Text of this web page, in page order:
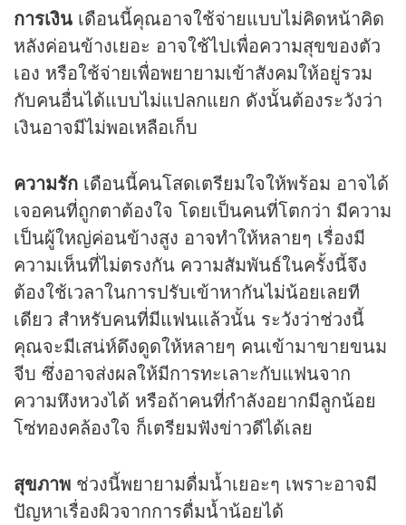
การเงิน เดือนนี้คุณอาจใช้จ่ายแบบไม่คิดหน้าคิด
หลังค่อนข้างเยอะ อาจใช้ไปเพื่อความสุขของตัว
เอง หรือใช้จ่ายเพื่อพยายามเข้าสังคมให้อยู่รวม
กับคนอื่นได้แบบไม่แปลกแยก ดังนั้นต้องระวังว่า
เงินอาจมีไม่พอเหลือเก็บ
ความรัก เดือนนี้คนโสดเตรียมใจให้พร้อม อาจได้
เจอคนที่ถูกตาต้องใจ โดยเป็นคนที่โตกว่า มีความ
เป็นผู้ใหญ่ค่อนข้างสูง อาจทำให้หลายๆ เรื่องมี
ความเห็นที่ไม่ตรงกัน ความสัมพันธ์ในครั้งนี้จึง
ต้องใช้เวลาในการปรับเข้าหากันไม่น้อยเลยที
เดียว สำหรับคนที่มีแฟนแล้วนั้น ระวังว่าช่วงนี้
คุณจะมีเสน่ห์ดึงดูดให้หลายๆ คนเข้ามาขายขนม
จีบ ซึ่งอาจส่งผลให้มีการทะเลาะกับแฟนจาก
ความหึงหวงได้ หรือถ้าคนที่กำลังอยากมีลูกน้อย
โซ่ทองคล้องใจ ก็เตรียมฟังข่าวดีได้เลย
สุขภาพ ช่วงนี้พยายามดื่มน้ำเยอะๆ เพราะอาจมี
ปัญหาเรื่องผิวจากการดื่มน้ำน้อยได้